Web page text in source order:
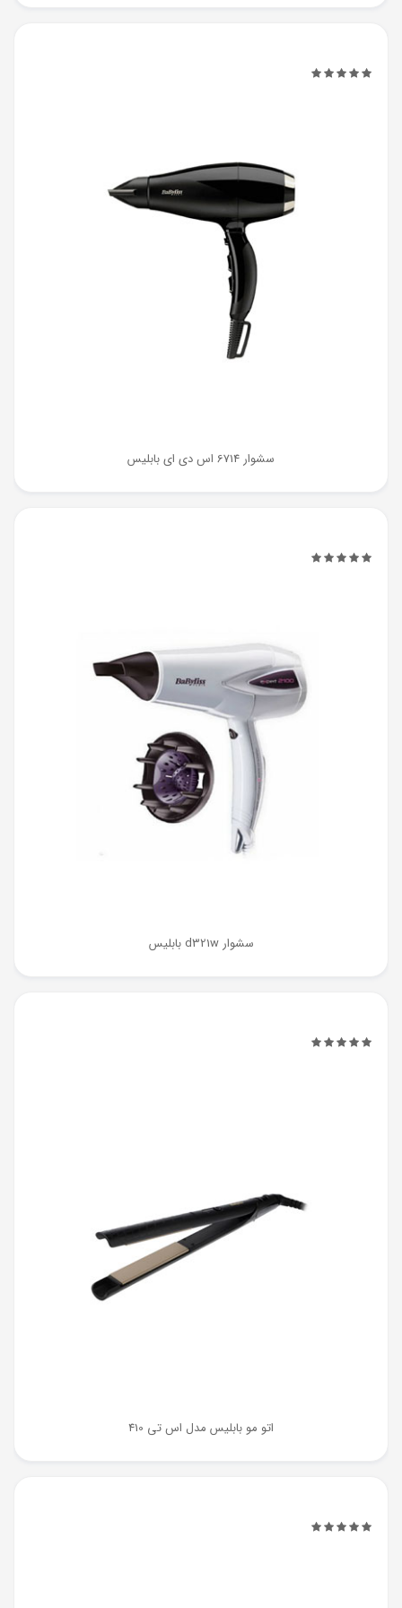
سشوار 6714 اس دی ای بابلیس
سشوار d321w بابلیس
اتو مو بابلیس مدل اس تی 410